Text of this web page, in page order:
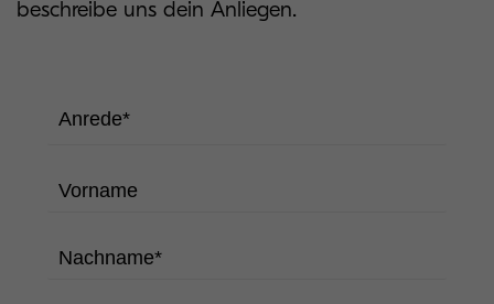
beschreibe uns dein Anliegen.